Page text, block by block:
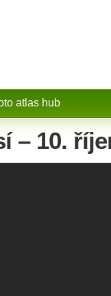
atlas hub
– 10.